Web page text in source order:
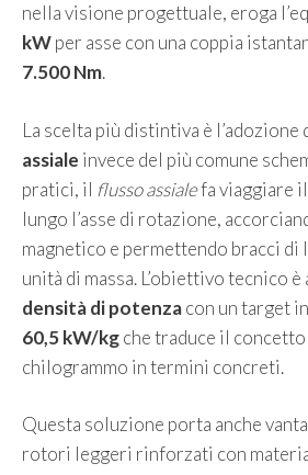
nella visione progettuale, eroga
kWper asse con una coppia
7.500 Nm.
La scelta più distintiva è l’adozione
assiale invece del più comune
pratici, il flusso assialefa viaggiare
lungo l’asse di rotazione,
magnetico e permettendo bracci di
unità di massa. L’obiettivo tecnico è
densità di potenzacon un target
60,5 kW/kgche traduce il
chilogrammo in termini concreti.
Questa soluzione porta anche
rotori leggeri rinforzati con